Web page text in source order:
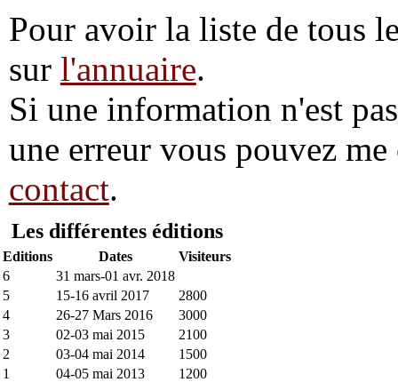
Pour avoir la liste de tous
sur l'annuaire.
Si une information n'est
une erreur vous pouvez
contact.
Les différentes éditions
Editions Dates
Visiteurs
6
31 mars-01 avr. 2018
5
15-16 avril 2017
2800
4
26-27 Mars 2016
3000
3
02-03 mai 2015
2100
2
03-04 mai 2014
1500
1
04-05 mai 2013 1200